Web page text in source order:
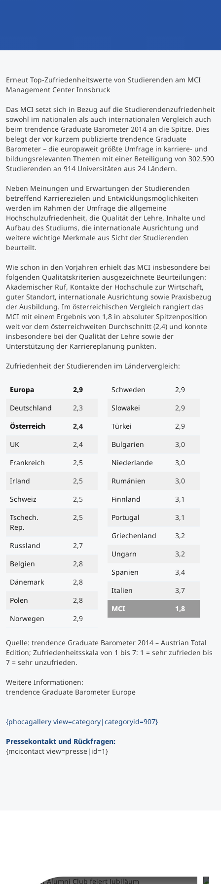
Study Finder Bachelor/Master
Masterclasses
Management-Seminare
Technische Weiterbildung
Maßgeschneiderte Programme
Studienberatung
Executive Education Finder
Erneut Top-Zufriedenheitswerte von Studierenden am MCI
Management Center Innsbruck
Das MCI setzt sich in Bezug auf die Studierendenzufriedenheit
sowohl im nationalen als auch internationalen Vergleich auch
beim trendence Graduate Barometer 2014 an die Spitze. Dies
belegt der vor kurzem publizierte trendence Graduate
Barometer – die europaweit größte Umfrage in karriere- und
bildungsrelevanten Themen mit einer Beteiligung von 302.590
Studierenden an 914 Universitäten aus 24 Ländern.
Neben Meinungen und Erwartungen der Studierenden
betreffend Karrierezielen und Entwicklungsmöglichkeiten
werden im Rahmen der Umfrage die allgemeine
Hochschulzufriedenheit, die Qualität der Lehre, Inhalte und
Aufbau des Studiums, die internationale Ausrichtung und
weitere wichtige Merkmale aus Sicht der Studierenden
beurteilt.
Wie schon in den Vorjahren erhielt das MCI insbesondere bei
folgenden Qualitätskriterien ausgezeichnete Beurteilungen:
Akademischer Ruf, Kontakte der Hochschule zur Wirtschaft,
guter Standort, internationale Ausrichtung sowie Praxisbezug
der Ausbildung. Im österreichischen Vergleich rangiert das
MCI mit einem Ergebnis von 1,8 in absoluter Spitzenposition
weit vor dem österreichweiten Durchschnitt (2,4) und konnte
insbesondere bei der Qualität der Lehre sowie der
Unterstützung der Karriereplanung punkten.
Zufriedenheit der Studierenden im Ländervergleich:
Europa
2,9
Deutschland
2,3
Österreich
2,4
UK
2,4
Frankreich
2,5
Irland
2,5
Schweiz
2,5
Tschech.
Rep.
2,5
Russland
2,7
Belgien
2,8
Dänemark
2,8
Polen
2,8
Norwegen
2,9
Schweden
2,9
Slowakei
2,9
Türkei
2,9
Bulgarien
3,0
Niederlande
3,0
Rumänien
3,0
Finnland
3,1
Portugal
3,1
Griechenland
3,2
Ungarn
3,2
Spanien
3,4
Italien
3,7
MCI
1,8
Quelle: trendence Graduate Barometer 2014 – Austrian Total
Edition; Zufriedenheitsskala von 1 bis 7: 1 = sehr zufrieden bis
7 = sehr unzufrieden.
Weitere Informationen:
trendence Graduate Barometer Europe
{phocagallery view=category|categoryid=907}
Pressekontakt und Rückfragen:
{mcicontact view=presse|id=1}